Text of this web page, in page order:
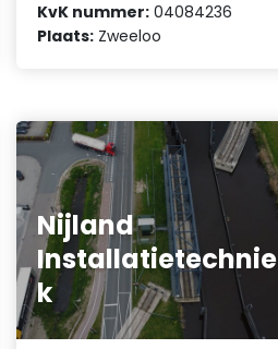
KvK nummer: 04084236
Plaats: Zweeloo
Nijland
Installatietechnie
k